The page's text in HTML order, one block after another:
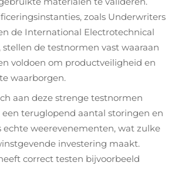
zoals Underwriters
de International Electrotechnical
stellen de testnormen vast waaraan
voldoen om productveiligheid en
waarborgen.
aan deze strenge testnormen
een teruglopend aantal storingen en
weerevenementen, wat zulke
investering maakt.
correct testen bijvoorbeeld